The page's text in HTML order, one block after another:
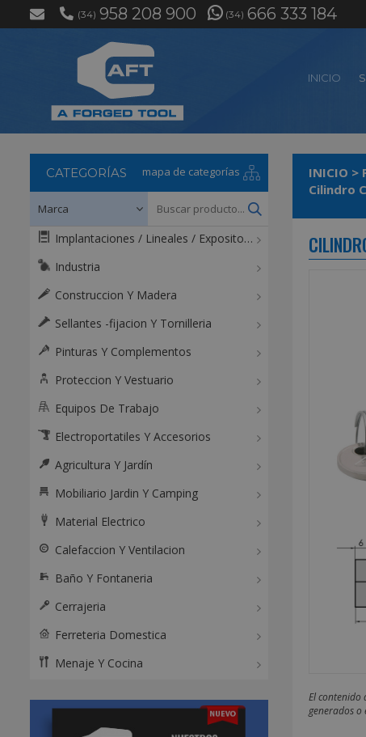
(34) 958 208 900 (34) 666 333 184
INICIO
INICIO >
Cilindro
El contenido
generados
CATEGORÍAS mapa de categorías
Implantaciones / Lineales / Expositores / Mostradores
Industria
Construccion Y Madera
Sellantes -fijacion Y Tornilleria
Pinturas Y Complementos
Proteccion Y Vestuario
Equipos De Trabajo
Electroportatiles Y Accesorios
Agricultura Y Jardín
Mobiliario Jardin Y Camping
Material Electrico
Calefaccion Y Ventilacion
Baño Y Fontaneria
Cerrajeria
Ferreteria Domestica
Menaje Y Cocina